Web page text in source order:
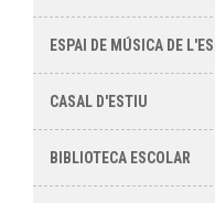
ESPAI DE MÚSICA DE
CASAL D'ESTIU
BIBLIOTECA ESCOLAR